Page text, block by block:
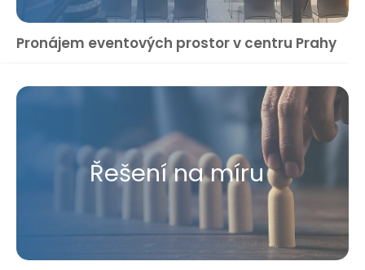
Pronájem eventových prostor v centru Prahy
Řešení na míru